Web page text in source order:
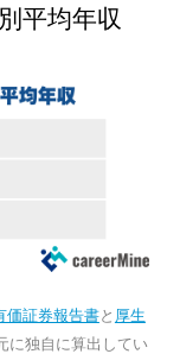
平均年収
価証券報告書と 厚生
に独自に算出してい